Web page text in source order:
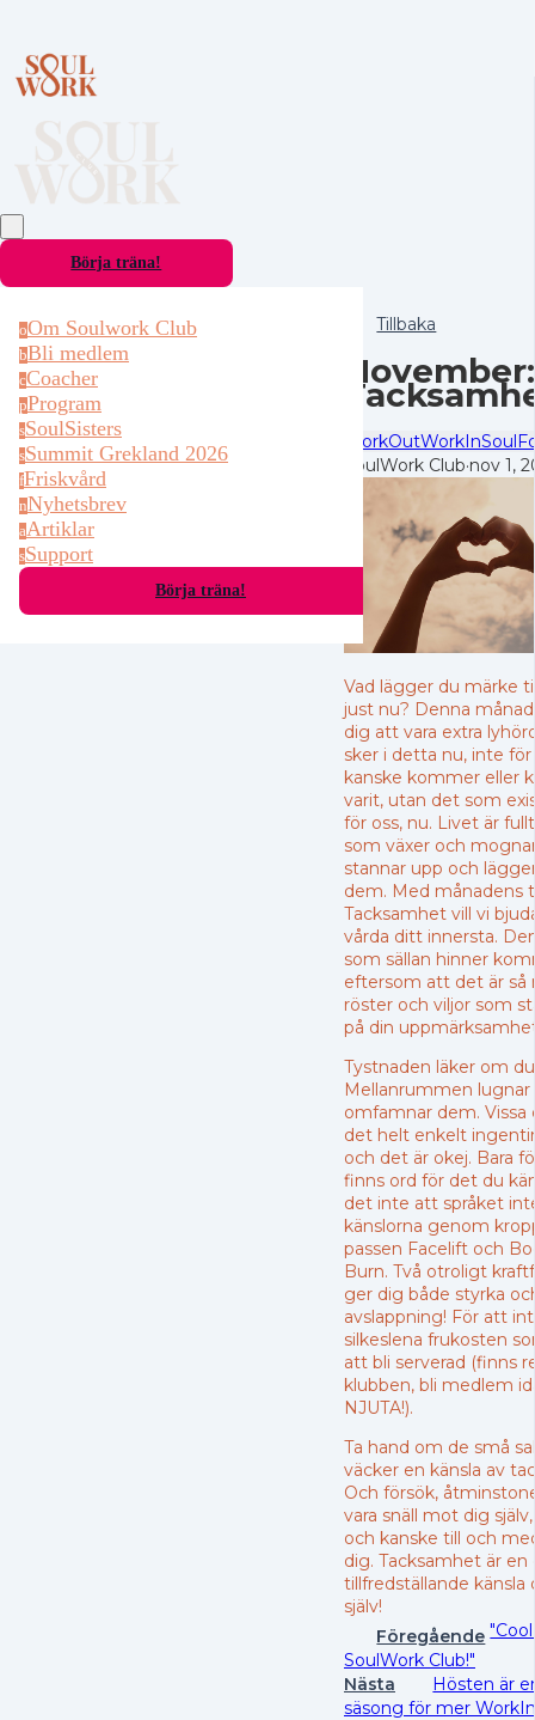
Börja träna!
oOm Soulwork Club
bBli medlem
cCoacher
pProgram
sSoulSisters
sSummit Grekland 2026
fFriskvård
nNyhetsbrev
aArtiklar
sSupport
Börja träna!
Tillbaka
November:
WorkOutWorkIn
SoulWork Club·nov 1,
Vad lägger du märke
just nu? Denna
dig att vara extra
sker i detta nu, inte
kanske kommer eller
varit, utan det som
för oss, nu. Livet är
som växer och
stannar upp och
dem. Med månadens
Tacksamhet vill vi
vårda ditt innersta.
som sällan hinner
eftersom att det är så
röster och viljor som
på din
Tystnaden läker om
Mellanrummen lugnar
omfamnar dem. Vissa
det helt enkelt
och det är okej. Bara
finns ord för det du
det inte att språket
känslorna genom
passen Facelift och
Burn. Två otroligt
ger dig både styrka
avslappning! För att
silkeslena frukosten
att bli serverad (finns
klubben, bli medlem
NJUTA!).
Ta hand om de små
väcker en känsla av
Och försök,
vara snäll mot dig
och kanske till och
dig. Tacksamhet är en
tillfredställande känsla
själv!
Föregående
SoulWork Club!"
Nästa
Hösten är
säsong för mer WorkIn